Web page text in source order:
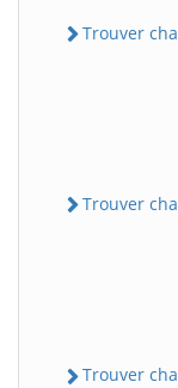
Trouver
Trouver
Trouver